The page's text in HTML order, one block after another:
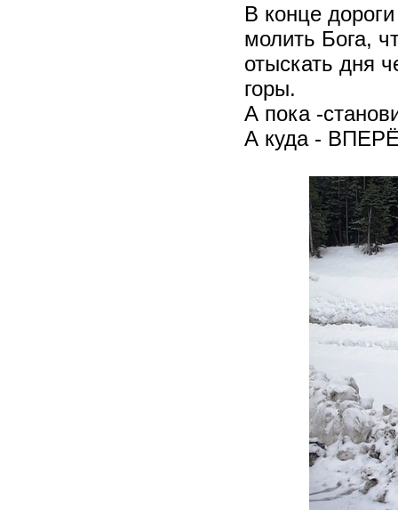
В конце
молить Бога,
отыскать дня
горы.
А пока -
А куда -